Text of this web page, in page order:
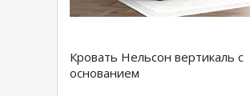
Кровать Нельсон вертикаль с
основанием